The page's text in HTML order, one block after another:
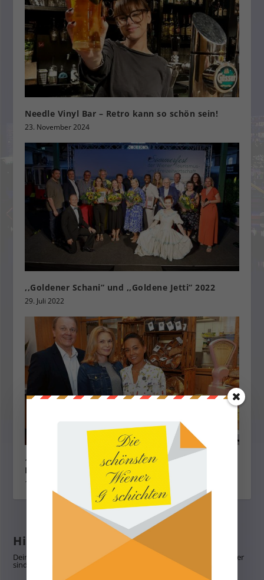
Needle Vinyl Bar – Retro kann so schön sein!
23. November 2024
,,Goldener Schani” und ,,Goldene Jetti” 2022
29. Juli 2022
10 Jahre Ströck Feierabend von der Vision zum
Erfolg
1. Mai 2023
Hinterlasse eine Antwort
Deine E-Mail-Adresse wird nicht veröffentlicht. Erforderliche Felder
sind mit